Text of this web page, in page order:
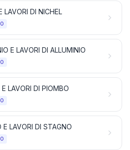
LAVORI DI NICHEL
E LAVORI DI ALLUMINIO
LAVORI DI PIOMBO
E LAVORI DI STAGNO